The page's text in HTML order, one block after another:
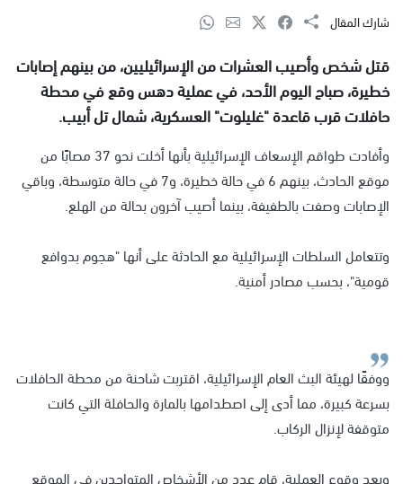
شارك المقال
قتل شخص وأصيب العشرات من الإسرائيليين، من بينهم إصابات
خطيرة، صباح اليوم الأحد، في عملية دهس وقع في محطة
حافلات قرب قاعدة "غليلوت" العسكرية، شمال تل أبيب.
وأفادت طواقم الإسعاف الإسرائيلية بأنها أخلت نحو 37 مصابًا من
موقع الحادث، بينهم 6 في حالة خطيرة، و7 في حالة متوسطة، وباقي
الإصابات وصفت بالطفيفة، بينما أصيب آخرون بحالة من الهلع.
وتتعامل السلطات الإسرائيلية مع الحادثة على أنها "هجوم بدوافع
قومية"، بحسب مصادر أمنية.
ووفقًا لهيئة البث العام الإسرائيلية، اقتربت شاحنة من محطة الحافلات
بسرعة كبيرة، مما أدى إلى اصطدامها بالمارة والحافلة التي كانت
متوقفة لإنزال الركاب.
وبعد وقوع العملية، قام عدد من الأشخاص المتواجدين في الموقع